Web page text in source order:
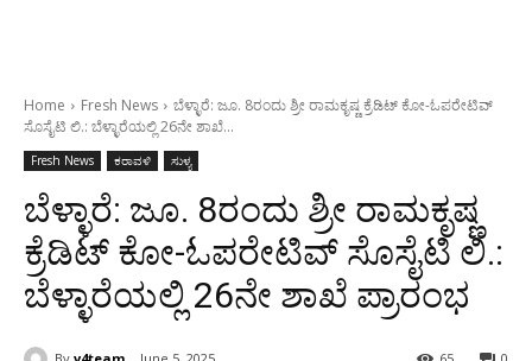
Home Fresh News
ಬೆಳ್ಳಾರೆ: ಜೂ. 8ರಂದು ಶ್ರೀ ರಾಮಕೃಷ್ಣ ಕ್ರೆಡಿಟ್ ಕೋ-ಓಪರೇಟಿವ್
ಸೊಸೈಟಿ ಲಿ.: ಬೆಳ್ಳಾರೆಯಲ್ಲಿ 26ನೇ ಶಾಖೆ...
Fresh News ಕರಾವಳಿ ಸುಳ್ಯ
ಬೆಳ್ಳಾರೆ: ಜೂ. 8ರಂದು ಶ್ರೀ ರಾಮಕೃಷ್ಣ
ಕ್ರೆಡಿಟ್ ಕೋ-ಓಪರೇಟಿವ್ ಸೊಸೈಟಿ ಲಿ.:
ಬೆಳ್ಳಾರೆಯಲ್ಲಿ 26ನೇ ಶಾಖೆ ಪ್ರಾರಂಭ